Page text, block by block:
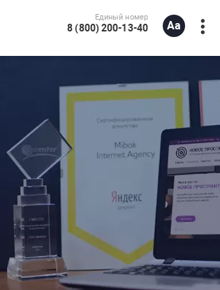
Единый номер
8 (800) 200-13-40